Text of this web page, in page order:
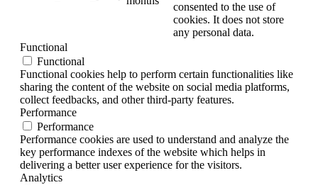
consented to the use of
cookies. It does not store
any personal data.
Functional
Functional
Functional cookies help to perform certain functionalities like
sharing the content of the website on social media platforms,
collect feedbacks, and other third-party features.
Performance
Performance
Performance cookies are used to understand and analyze the
key performance indexes of the website which helps in
delivering a better user experience for the visitors.
Analytics